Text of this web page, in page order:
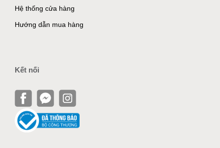
Hệ thống cửa hàng
Hướng dẫn mua hàng
Kết nối